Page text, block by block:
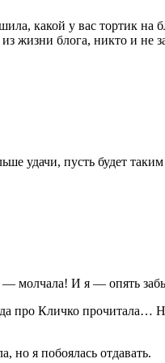
какой у вас тортик на
жизни блога, никто и не
удачи, пусть будет
молчала! И я — опять
про Кличко прочитала…
но я побоялась отдавать.